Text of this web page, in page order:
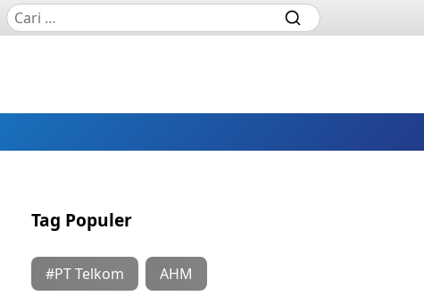
Tag Populer
#PT Telkom AHM